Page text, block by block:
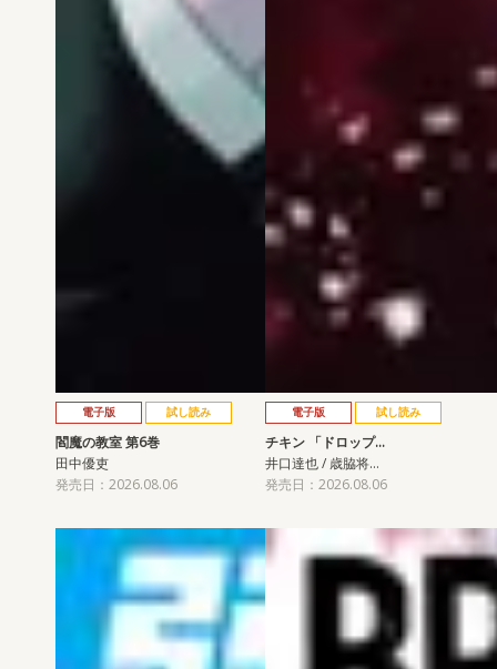
電子版 試し読み
閻魔の教室 第6巻
田中優吏
発売日：2026.08.06
電子版 試し読み
チキン 「ドロップ…
井口達也 / 歳脇将…
発売日：2026.08.06